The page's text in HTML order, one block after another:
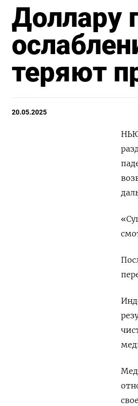
Доллару
теряют
20.05.2025